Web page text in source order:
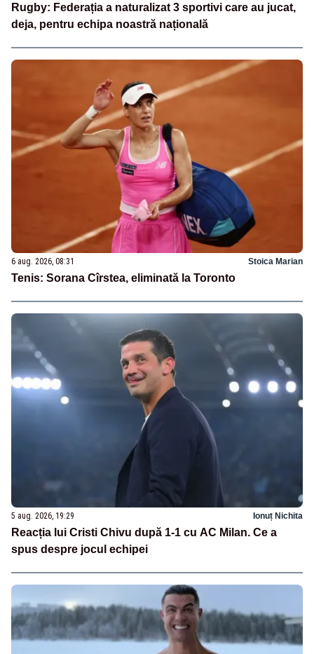
Rugby: Federația a naturalizat 3 sportivi care au jucat,
deja, pentru echipa noastră națională
6 aug. 2026, 08:31 Stoica Marian
Tenis: Sorana Cîrstea, eliminată la Toronto
5 aug. 2026, 19:29 Ionuț Nichita
Reacția lui Cristi Chivu după 1-1 cu AC Milan. Ce a
spus despre jocul echipei